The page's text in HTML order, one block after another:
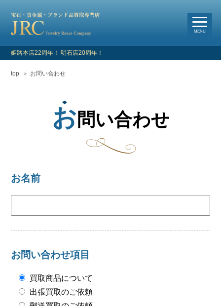
MENU
選べる買取・査定方法
新着情報
よくあるご質問
買取対象品目
メールでお問い合わせ
姫路本店へ電話で問い合わせる
明石店へ電話で問い合わせる
姫路本店22周年！ 明石店20周年！
top お問い合わせ
お問い合わせ
お名前
お問い合わせ項目
買取商品について
出張買取のご依頼